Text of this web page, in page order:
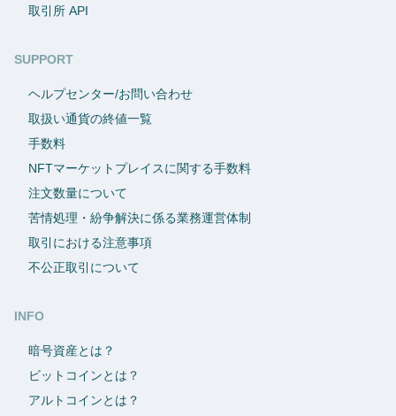
取引所 API
SUPPORT
ヘルプセンター/お問い合わせ
取扱い通貨の終値一覧
手数料
NFTマーケットプレイスに関する手数料
注文数量について
苦情処理・紛争解決に係る業務運営体制
取引における注意事項
不公正取引について
INFO
暗号資産とは？
ビットコインとは？
アルトコインとは？